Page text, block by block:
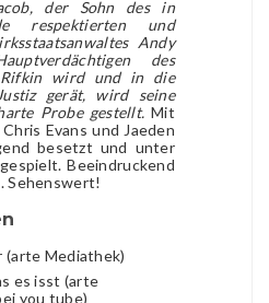
der Sohn des in
respektierten und
Andy
des
wird und in die
gerät, wird seine
Probe gestellt.Mit
Evans und Jaeden
besetzt und unter
Beeindruckend
Sehenswert!
Mediathek)
es isst (arte
you tube)